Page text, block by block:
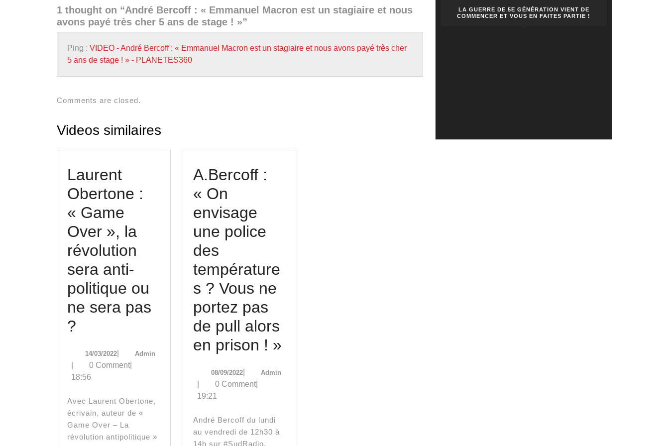
1 thought on “André Bercoff : « Emmanuel Macron est un stagiaire et nous
avons payé très cher 5 ans de stage ! »”
Ping : VIDEO - André Bercoff : « Emmanuel Macron est un stagiaire et nous avons payé très cher
5 ans de stage ! » - PLANETES360
Comments are closed.
Videos similaires
Laurent
Obertone :
« Game
Over », la
révolution
sera anti-
politique ou
ne sera pas
?
« Game
Over »,
la
révolution
14/03/202214/03/2022
Admin
0 Comment
18:56
Avec Laurent Obertone,
écrivain, auteur de «
Game Over – La
révolution antipolitique »
A.Bercoff :
« On
envisage
une police
des
température
s ? Vous ne
portez pas
de pull alors
en prison ! »
08/09/202208/09/2022
Admin
0 Comment
19:21
André Bercoff du lundi
au vendredi de 12h30 à
14h sur #SudRadio.
LA GUERRE DE 5E GÉNÉRATION VIENT DE
COMMENCER ET VOUS EN FAITES PARTIE !